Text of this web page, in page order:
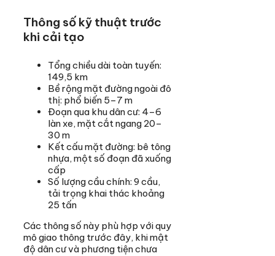
Thông số kỹ thuật trước
khi cải tạo
Tổng chiều dài toàn tuyến:
149,5 km
Bề rộng mặt đường ngoài đô
thị: phổ biến 5–7 m
Đoạn qua khu dân cư: 4–6
làn xe, mặt cắt ngang 20–
30 m
Kết cấu mặt đường: bê tông
nhựa, một số đoạn đã xuống
cấp
Số lượng cầu chính: 9 cầu,
tải trọng khai thác khoảng
25 tấn
Các thông số này phù hợp với quy
mô giao thông trước đây, khi mật
độ dân cư và phương tiện chưa